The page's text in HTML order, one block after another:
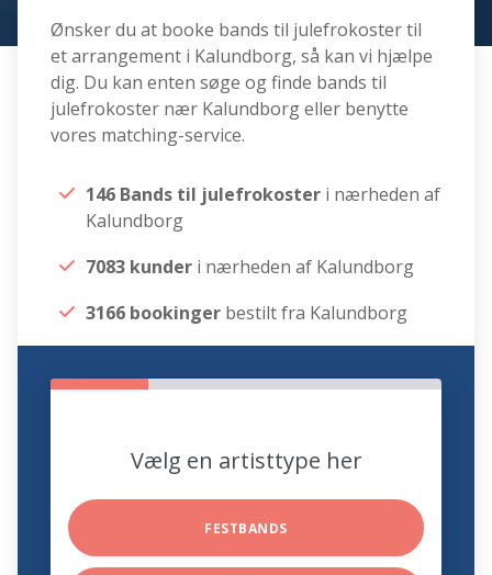
Ønsker du at booke bands til julefrokoster til
et arrangement i Kalundborg, så kan vi hjælpe
dig. Du kan enten søge og finde bands til
julefrokoster nær Kalundborg eller benytte
vores matching-service.
146 Bands til julefrokoster i nærheden af
Kalundborg
7083 kunder i nærheden af Kalundborg
3166 bookinger bestilt fra Kalundborg
Vælg en artisttype her
FESTBANDS